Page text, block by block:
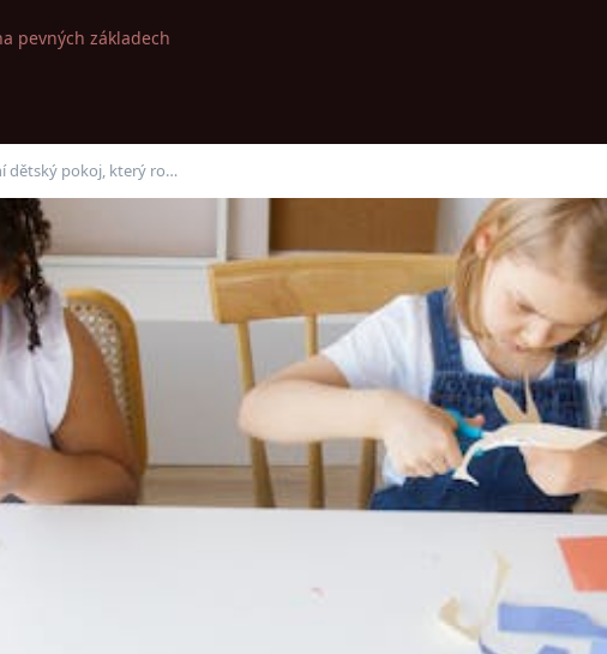
pevných základech
dětský pokoj, který ro…